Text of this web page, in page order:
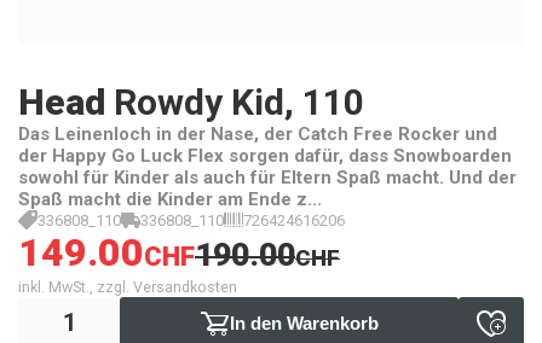
Head Rowdy Kid, 110
Das Leinenloch in der Nase, der Catch Free Rocker und
der Happy Go Luck Flex sorgen dafür, dass Snowboarden
sowohl für Kinder als auch für Eltern Spaß macht. Und der
Spaß macht die Kinder am Ende z...
336808_110 336808_110 726424616206
149.00CHF190.00CHF
inkl. MwSt., zzgl. Versandkosten
In den Warenkorb